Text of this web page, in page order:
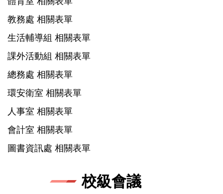
教務處 相關表單
生活輔導組 相關表單
課外活動組 相關表單
總務處 相關表單
環安衛室 相關表單
人事室 相關表單
會計室 相關表單
圖書資訊處 相關表單
校級會議